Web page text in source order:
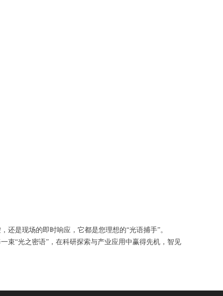
是现场的即时响应，它都是您理想的“光语捕手”。
束“光之密语”，在科研探索与产业应用中赢得先机，智见